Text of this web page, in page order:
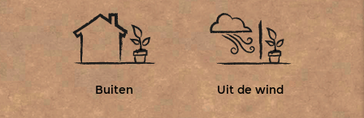
Buiten Uit de wind